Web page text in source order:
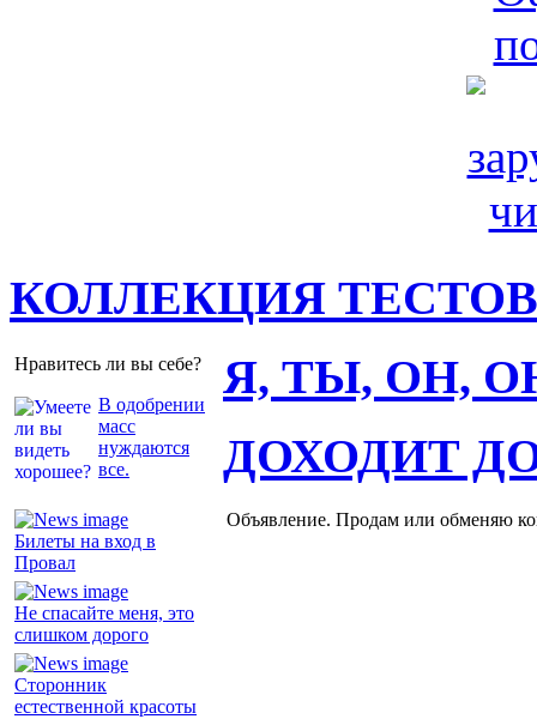
КОЛЛЕКЦИЯ ТЕСТОВ
Нравитесь ли вы себе?
В одобрении
масс
нуждаются
все.
Я, ТЫ, ОН,
Билеты на вход в
Провал
Не спасайте меня, это
слишком дорого
Сторонник
естественной красоты
ДОХОДИТ
Объявление. Продам или обменяю